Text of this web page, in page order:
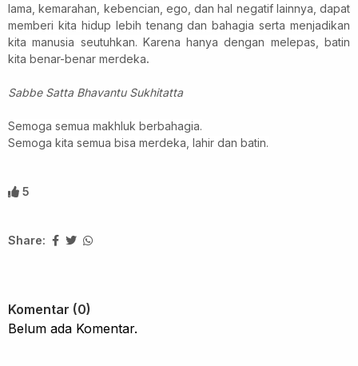
lama, kemarahan, kebencian, ego, dan hal negatif lainnya, dapat
memberi kita hidup lebih tenang dan bahagia serta menjadikan
kita manusia seutuhkan. Karena hanya dengan melepas, batin
kita benar-benar merdeka.
Sabbe Satta Bhavantu Sukhitatta
Semoga semua makhluk berbahagia.
Semoga kita semua bisa merdeka, lahir dan batin.
5
Share:
Komentar (0)
Belum ada Komentar.